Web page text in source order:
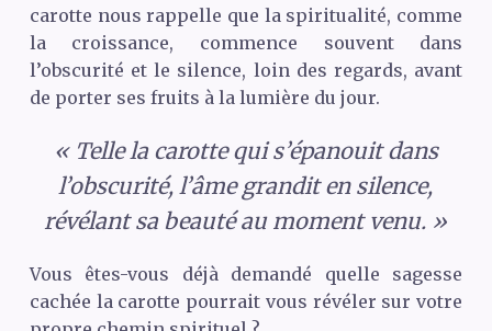
carotte nous rappelle que la spiritualité, comme
la croissance, commence souvent dans
l’obscurité et le silence, loin des regards, avant
de porter ses fruits à la lumière du jour.
« Telle la carotte qui s’épanouit dans
l’obscurité, l’âme grandit en silence,
révélant sa beauté au moment venu. »
Vous êtes-vous déjà demandé quelle sagesse
cachée la carotte pourrait vous révéler sur votre